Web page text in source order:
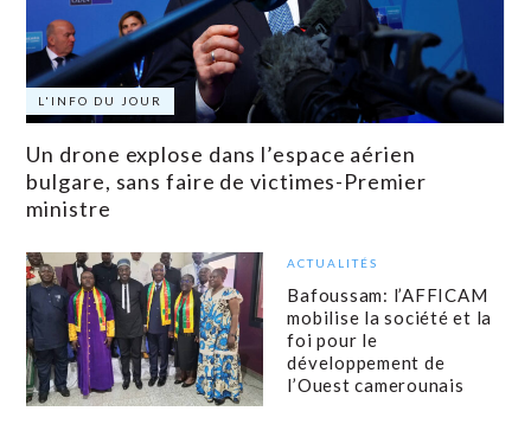
L'INFO DU JOUR
Un drone explose dans l’espace aérien
bulgare, sans faire de victimes-Premier
ministre
ACTUALITÉS
Bafoussam: l’AFFICAM
mobilise la société et la
foi pour le
développement de
l’Ouest camerounais